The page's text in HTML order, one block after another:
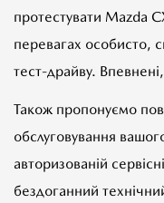
протестувати Mazda
перевагах особисто,
тест-драйву.
Також пропонуємо
обслуговування
авторизованій
бездоганний